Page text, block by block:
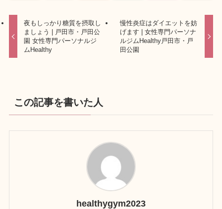
夜もしっかり糖質を摂取し
ましょう | 戸田市・戸田公
園 女性専門パーソナルジ
ムHealthy
慢性炎症はダイエットを妨
げます | 女性専門パーソナ
ルジムHealthy戸田市・戸
田公園
この記事を書いた人
healthygym2023